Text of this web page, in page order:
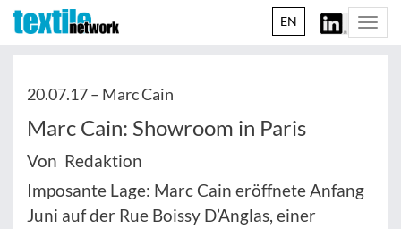
EN
20.07.17 – Marc Cain
Marc Cain: Showroom in Paris
Von Redaktion
Imposante Lage: Marc Cain eröffnete Anfang
Juni auf der Rue Boissy D’Anglas, einer